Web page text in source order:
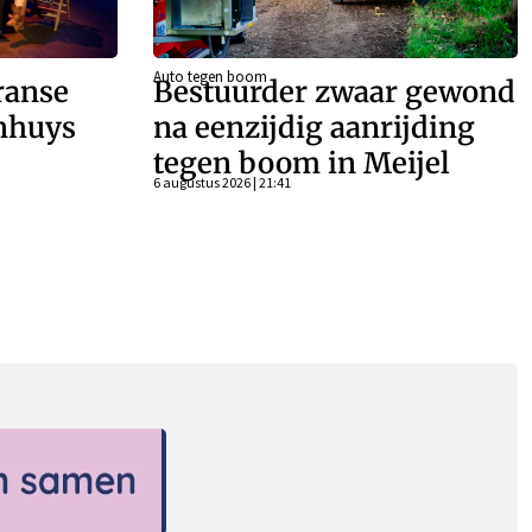
Auto tegen boom
Bestuurder zwaar gewond
na eenzijdig aanrijding
tegen boom in Meijel
6 augustus 2026 | 21:41